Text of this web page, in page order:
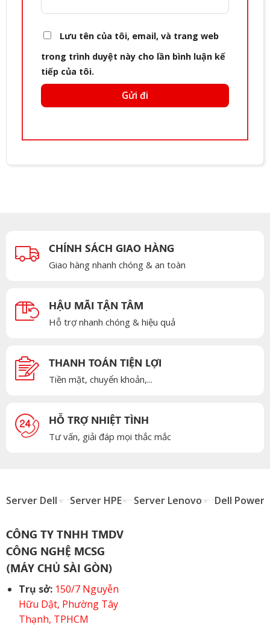
Lưu tên của tôi, email, và trang web
trong trình duyệt này cho lần bình luận kế
tiếp của tôi.
CHÍNH SÁCH GIAO HÀNG
Giao hàng nhanh chóng & an toàn
HẬU MÃI TẬN TÂM
Hỗ trợ nhanh chóng & hiệu quả
THANH TOÁN TIỆN LỢI
Tiền mặt, chuyển khoản,...
HỖ TRỢ NHIỆT TÌNH
Tư vấn, giải đáp mọi thắc mắc
Server Dell Server HPE Server Lenovo Dell
CÔNG TY TNHH TMDV
CÔNG NGHỆ MCSG
(MÁY CHỦ SÀI GÒN)
Trụ sở: 150/7 Nguyễn
Hữu Dật, Phường Tây
Thạnh, TPHCM